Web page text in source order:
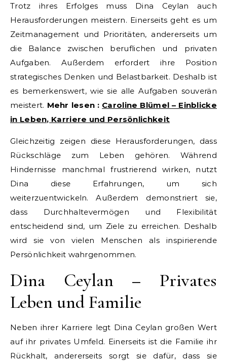
Trotz ihres Erfolges muss Dina Ceylan auch
Herausforderungen meistern. Einerseits geht es um
Zeitmanagement und Prioritäten, andererseits um
die Balance zwischen beruflichen und privaten
Aufgaben. Außerdem erfordert ihre Position
strategisches Denken und Belastbarkeit. Deshalb ist
es bemerkenswert, wie sie alle Aufgaben souverän
meistert. Mehr lesen : Caroline Blümel – Einblicke
in Leben, Karriere und Persönlichkeit
Gleichzeitig zeigen diese Herausforderungen, dass
Rückschläge zum Leben gehören. Während
Hindernisse manchmal frustrierend wirken, nutzt
Dina diese Erfahrungen, um sich
weiterzuentwickeln. Außerdem demonstriert sie,
dass Durchhaltevermögen und Flexibilität
entscheidend sind, um Ziele zu erreichen. Deshalb
wird sie von vielen Menschen als inspirierende
Persönlichkeit wahrgenommen.
Dina Ceylan – Privates
Leben und Familie
Neben ihrer Karriere legt Dina Ceylan großen Wert
auf ihr privates Umfeld. Einerseits ist die Familie ihr
Rückhalt, andererseits sorgt sie dafür, dass sie